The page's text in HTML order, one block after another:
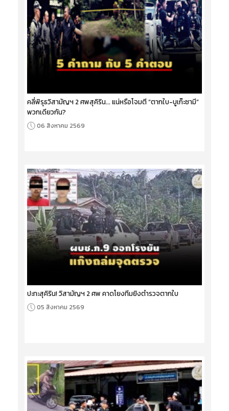
คลี่พิรุธวิสามัญฯ 2 ศพสุคิริน... แน่หรือโจมตี “ตากใบ-บูเก๊ะซามี”
พวกเดียวกัน?
06 สิงหาคม 2569
ปะทะสุคิริน! วิสามัญฯ 2 ศพ คาดโยงทีมยิงตำรวจตากใบ
05 สิงหาคม 2569